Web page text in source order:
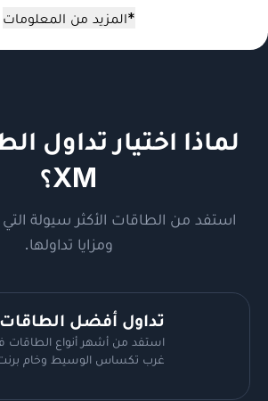
*المزيد من المعلومات
لماذا اختيار تداول
XM؟
استفد من الطاقات الأكثر سيولة
ومزايا تداولها.
تداول أفضل الطاقات
استفد من أشهر أنواع الطاقات
غرب تكساس الوسيط وخام